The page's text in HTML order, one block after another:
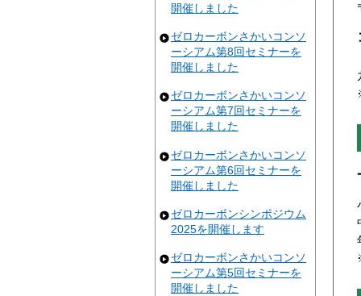
開催しました
ゼロカーボンさかいコンソ
ーシアム第8回セミナーを
開催しました
ゼロカーボンさかいコンソ
ーシアム第7回セミナーを
開催しました
ゼロカーボンさかいコンソ
ーシアム第6回セミナーを
開催しました
ゼロカーボンシンポジウム
2025を開催します
ゼロカーボンさかいコンソ
ーシアム第5回セミナーを
開催しました